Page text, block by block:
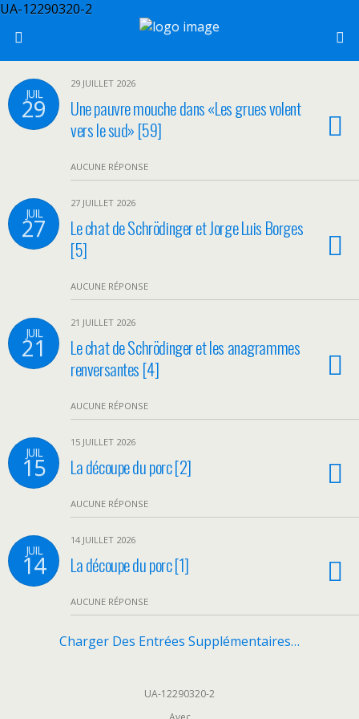
UA-12290320-2
JUIL
29
29 JUILLET 2026
Une pauvre mouche dans «Les grues volent
vers le sud» [59]
AUCUNE RÉPONSE
JUIL
27
27 JUILLET 2026
Le chat de Schrödinger et Jorge Luis Borges
[5]
AUCUNE RÉPONSE
JUIL
21
21 JUILLET 2026
Le chat de Schrödinger et les anagrammes
renversantes [4]
AUCUNE RÉPONSE
JUIL
15
15 JUILLET 2026
La découpe du porc [2]
AUCUNE RÉPONSE
JUIL
14
14 JUILLET 2026
La découpe du porc [1]
AUCUNE RÉPONSE
Charger Des Entrées Supplémentaires…
UA-12290320-2